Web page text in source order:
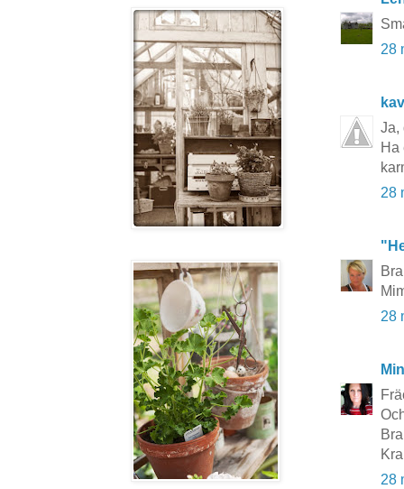
28
Ja,
Ha
28
28
28